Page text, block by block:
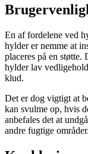
En af fordelene ved
hylder er nemme at
placeres på en
hylder lav
klud.
Det er dog vigtigt at
kan svulme op, hvis
anbefales det at
andre fugtige områder.